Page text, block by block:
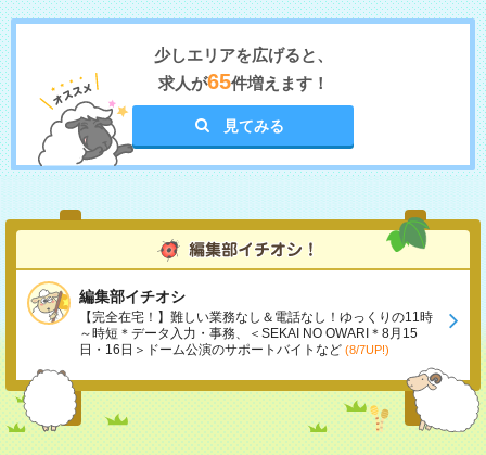
少しエリアを広げると、
求人が65件増えます！
見てみる
編集部イチオシ
【完全在宅！】難しい業務なし＆電話なし！ゆっくりの11時
～時短＊データ入力・事務、＜SEKAI NO OWARI＊8月15
日・16日＞ドーム公演のサポートバイトなど (8/7UP!)